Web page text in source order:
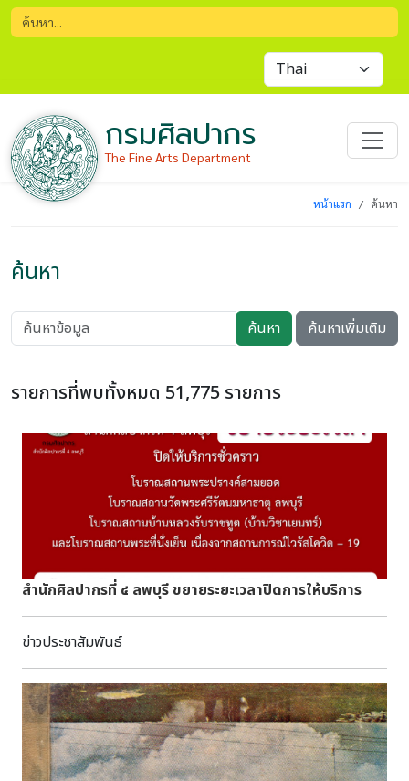
กรมศิลปากร
The Fine Arts Department
หน้าแรก ค้นหา
ค้นหา
ค้นหา ค้นหาเพิ่มเติม
รายการที่พบทั้งหมด 51,775 รายการ
สำนักศิลปากรที่ ๔ ลพบุรี ขยายระยะเวลาปิดการให้บริการ
ข่าวประชาสัมพันธ์